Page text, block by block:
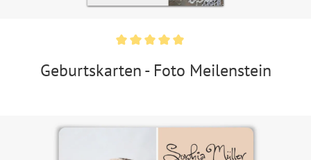
Geburtskarten - Foto Meilenstein